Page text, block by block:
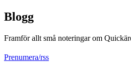
Blogg
Framför allt små noteringar om
Prenumera/rss